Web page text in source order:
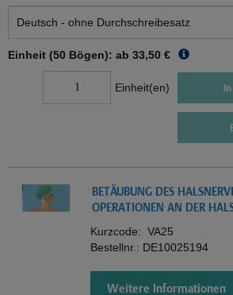
Einheit (50 Bögen): ab 33,50 €
Einheit(en)
BETÄUBUNG DES
OPERATIONEN AN DER
Kurzcode: VA25
Bestellnr.: DE10025194
Weitere Informationen